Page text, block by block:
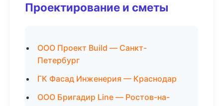
Проектирование и сметы
ООО Проект Build — Санкт-
Петербург
ГК Фасад Инженерия — Краснодар
ООО Бригадир Line — Ростов-на-